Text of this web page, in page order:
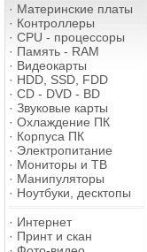
· Материнские платы
· Контроллеры
· CPU - процессоры
· Память - RAM
· Видеокарты
· HDD, SSD, FDD
· CD - DVD - BD
· Звуковые карты
· Охлаждение ПК
· Корпуса ПК
· Электропитание
· Мониторы и ТВ
· Манипуляторы
· Ноутбуки, десктопы
· Интернет
· Принт и скан